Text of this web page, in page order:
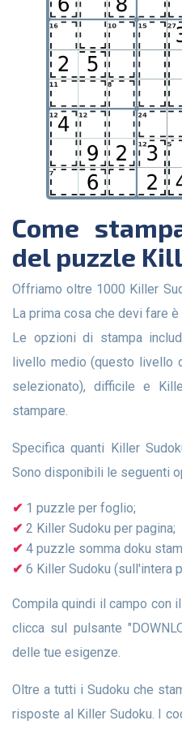
Come stampare la pagina
del puzzle
Offriamo oltre 1000 Killer Sudoku da stampare o scaricare.
La prima cosa che devi fare
Le opzioni di stampa
livello medio (questo livello
selezionato), difficile e
stampare.
Specifica quanti Killer Sudoku vuoi stampare su 1 foglio.
Sono disponibili le seguenti
1 puzzle per foglio;
2 Killer Sudoku per pagina;
4 puzzle somma doku
6 Killer Sudoku (sull'intera
Compila quindi il campo con il numero di pagine da 1 a 10 e
clicca sul pulsante
delle tue esigenze.
Oltre a tutti i Sudoku che stampi con noi, forniamo anche le
risposte al Killer Sudoku. I